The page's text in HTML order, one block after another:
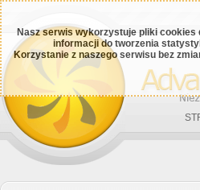
Nasz serwis wykorzystuje pliki cookies
informacji do tworzenia
Korzystanie z naszego serwisu bez